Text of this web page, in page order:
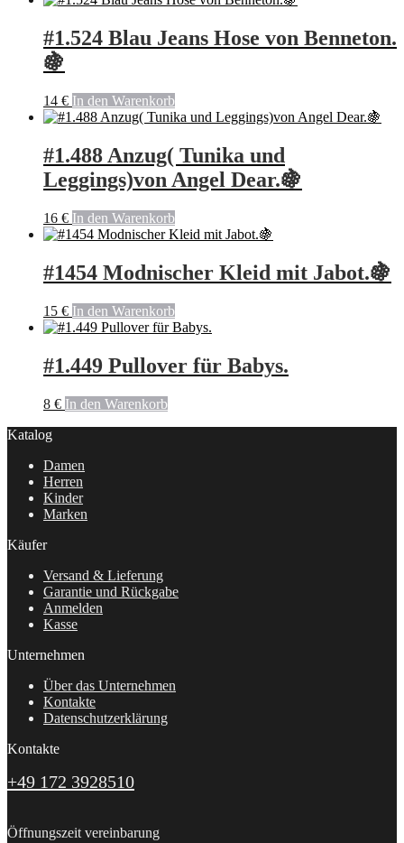
#1.524 Blau Jeans Hose von Benneton.
🍇
14 € In den Warenkorb
#1.488 Anzug( Tunika und
Leggings)von Angel Dear.🍇
16 € In den Warenkorb
#1454 Modnischer Kleid mit Jabot.🍇
15 € In den Warenkorb
#1.449 Pullover für Babys.
8 € In den Warenkorb
Katalog
Damen
Herren
Kinder
Marken
Käufer
Versand & Lieferung
Garantie und Rückgabe
Anmelden
Kasse
Unternehmen
Über das Unternehmen
Kontakte
Datenschutzerklärung
Kontakte
+49 172 3928510
Öffnungszeit vereinbarung